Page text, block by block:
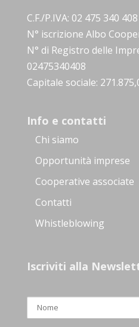
C.F./P.IVA: 02 475 340 408
N° iscrizione Albo
N° di Registro delle
02475340408
Capitale sociale:
Info e contatti
Chi siamo
Opportunità imprese
Cooperative associate
Contatti
Whistleblowing
Iscriviti alla